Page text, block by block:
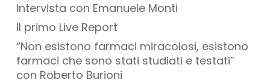
Intervista con Emanuele Monti
Il primo Live Report
“Non esistono farmaci miracolosi, esistono
farmaci che sono stati studiati e testati”
con Roberto Burioni